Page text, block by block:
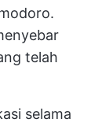
telah
selama